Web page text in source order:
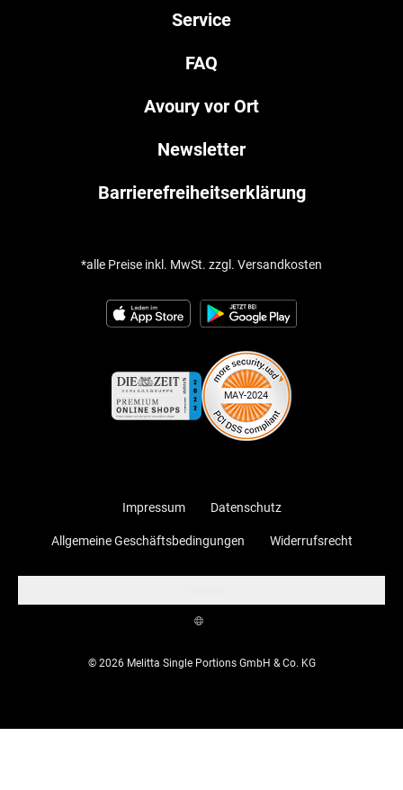
Service
FAQ
Avoury vor Ort
Newsletter
Barrierefreiheitserklärung
*alle Preise inkl. MwSt. zzgl. Versandkosten
Impressum Datenschutz
Allgemeine Geschäftsbedingungen Widerrufsrecht
© 2026 Melitta Single Portions GmbH & Co. KG